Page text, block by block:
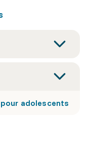
adolescents